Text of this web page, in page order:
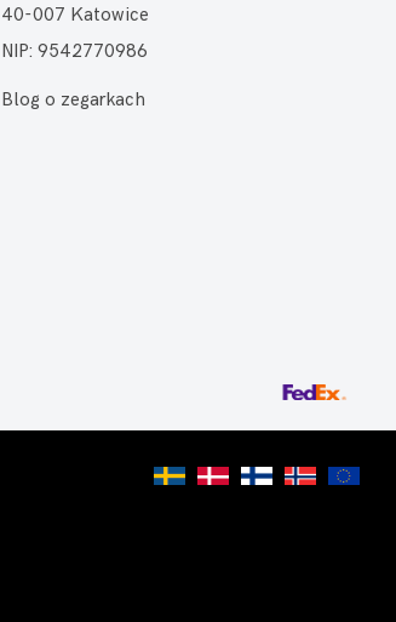
40-007 Katowice
NIP: 9542770986
Blog o zegarkach